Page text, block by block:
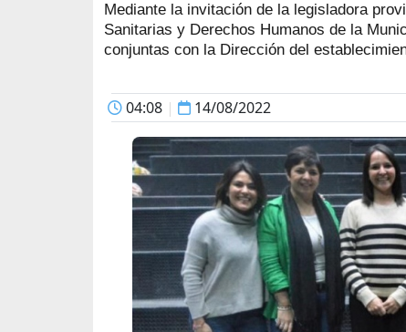
Mediante la invitación de la legisladora
Sanitarias y Derechos Humanos de la
conjuntas con la Dirección del
04:08 | 14/08/2022